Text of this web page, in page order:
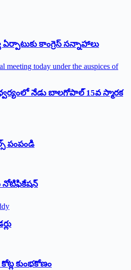
కాంగ్రెస్‌ ‌సన్నాహాలు
నేడు బాలగోపాల్‌ 15వ స్మారక
పంపండి
నోటిఫికేషన్‌
కుంభకోణం